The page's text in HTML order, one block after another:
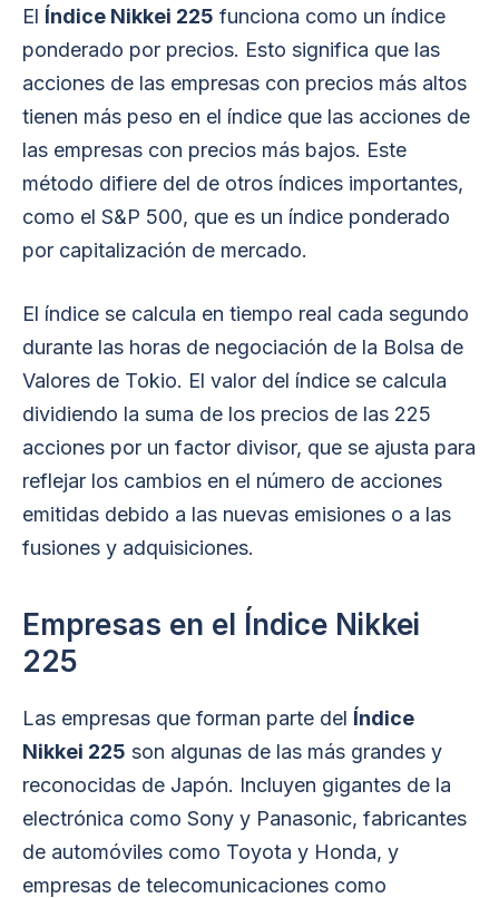
El Índice Nikkei 225 funciona como un índice
ponderado por precios. Esto significa que las
acciones de las empresas con precios más altos
tienen más peso en el índice que las acciones de
las empresas con precios más bajos. Este
método difiere del de otros índices importantes,
como el S&P 500, que es un índice ponderado
por capitalización de mercado.
El índice se calcula en tiempo real cada segundo
durante las horas de negociación de la Bolsa de
Valores de Tokio. El valor del índice se calcula
dividiendo la suma de los precios de las 225
acciones por un factor divisor, que se ajusta para
reflejar los cambios en el número de acciones
emitidas debido a las nuevas emisiones o a las
fusiones y adquisiciones.
Empresas en el Índice Nikkei
225
Las empresas que forman parte del Índice
Nikkei 225 son algunas de las más grandes y
reconocidas de Japón. Incluyen gigantes de la
electrónica como Sony y Panasonic, fabricantes
de automóviles como Toyota y Honda, y
empresas de telecomunicaciones como